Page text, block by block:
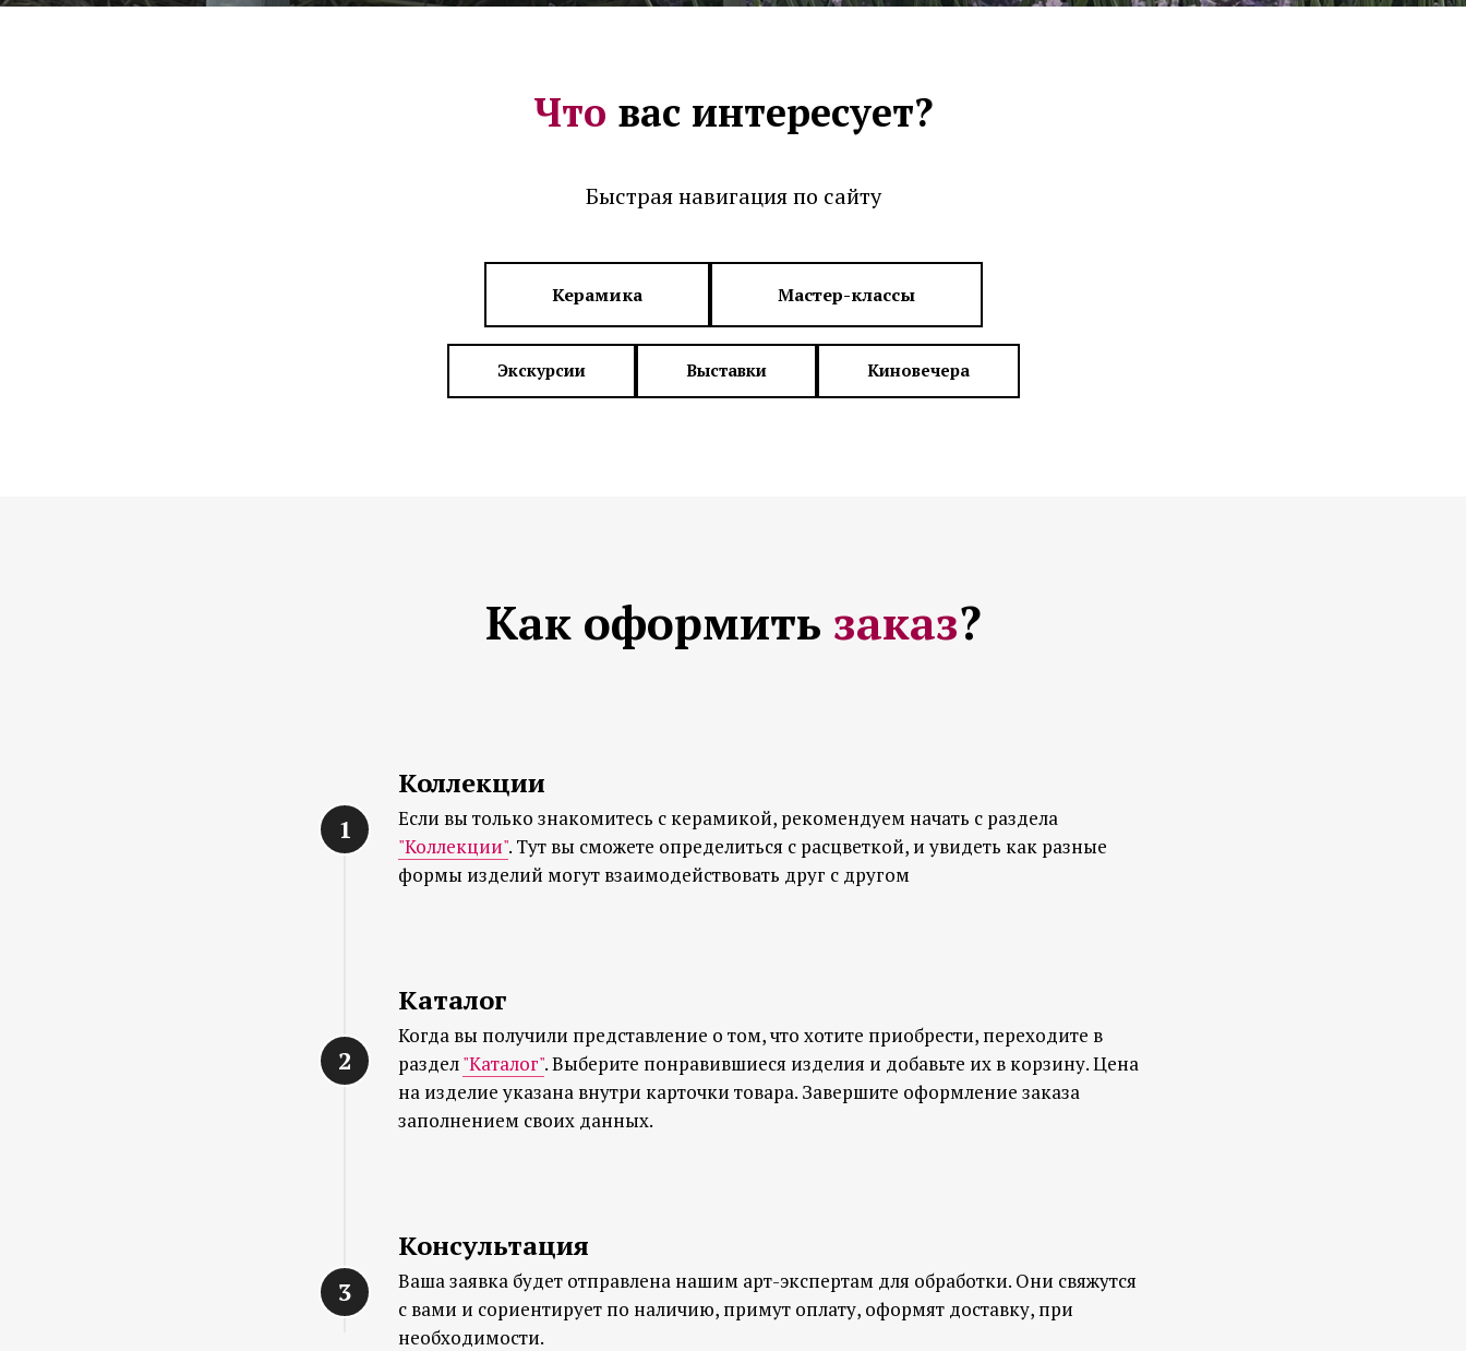
Что вас интересует?
Быстрая навигация по сайту
Керамика Мастер-классы
Экскурсии Выставки Киновечера
Как оформить заказ?
Коллекции
Если вы только знакомитесь с керамикой, рекомендуем начать с раздела
"Коллекции". Тут вы сможете определиться с расцветкой, и увидеть как разные
формы изделий могут взаимодействовать друг с другом
Каталог
Когда вы получили представление о том, что хотите приобрести, переходите в
раздел"Каталог". Выберите понравившиеся изделия и добавьте их в корзину. Цена
на изделие указана внутри карточки товара. Завершите оформление заказа
заполнением своих данных.
Консультация
Ваша заявка будет отправлена нашим арт-экспертам для обработки. Они свяжутся
с вами и сориентирует по наличию, примут оплату, оформят доставку, при
необходимости.